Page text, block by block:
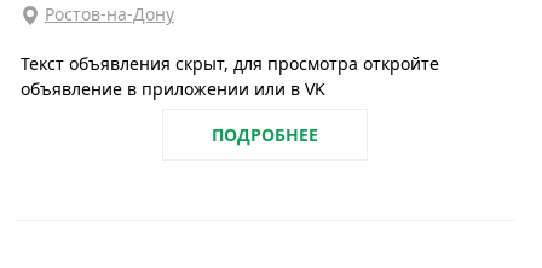
Ростов-на-Дону
Текст объявления скрыт, для просмотра откройте
объявление в приложении или в VK
ПОДРОБНЕЕ